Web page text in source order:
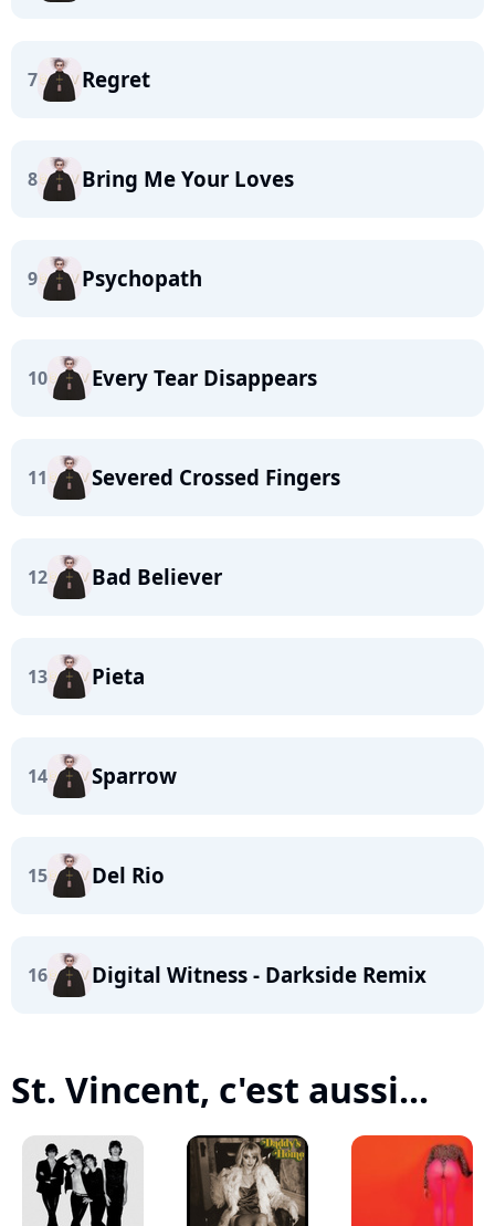
7 Regret
8 Bring Me Your Loves
9 Psychopath
10 Every Tear Disappears
11 Severed Crossed Fingers
12 Bad Believer
13 Pieta
14 Sparrow
15 Del Rio
16 Digital Witness - Darkside Remix
St. Vincent, c'est aussi...